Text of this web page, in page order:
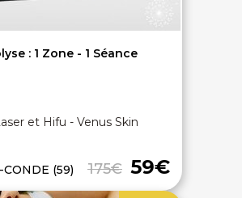
: 1 Zone - 1 Séance
et Hifu - Venus Skin
175€ 59€
CONDE (59)